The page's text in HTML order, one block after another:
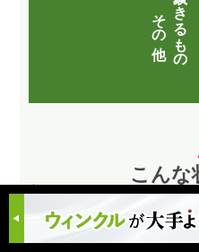
買取できるもの
その他
こんな
「高価買